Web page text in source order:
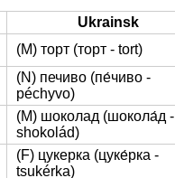
Ukrainsk
(M) торт (торт - tort)
(N) печиво (пе́чиво -
péchyvo)
(M) шоколад (шокола́д -
shokolád)
(F) цукерка (цуке́рка -
tsukérka)